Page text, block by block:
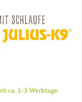
Schlaufe
ca. 1-3 Werktage